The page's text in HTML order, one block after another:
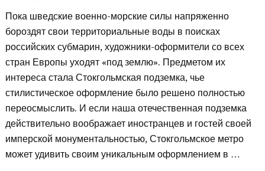
Пока шведские военно-морские силы напряженно
бороздят свои территориальные воды в поисках
российских субмарин, художники-оформители со всех
стран Европы уходят «под землю». Предметом их
интереса стала Стокгольмская подземка, чье
стилистическое оформление было решено полностью
переосмыслить. И если наша отечественная подземка
действительно воображает иностранцев и гостей своей
имперской монументальностью, Стокгольмское метро
может удивить своим уникальным оформлением в …